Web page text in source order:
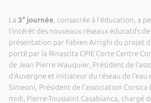
La 3° journée, consacrée à l’éducation, a
l’intérêt des nouveaux réseaux éducatifs de
présentation par Fabien Arrighi du projet
porté par la Rinascita CPIE Corte Centre
de Jean Pierre Wauquier, Président de
d’Auvergne et initiateur du réseau de l’eau
Simeoni, Président de l’association Corsica
midi, Pierre-Toussaint Casabianca, chargé